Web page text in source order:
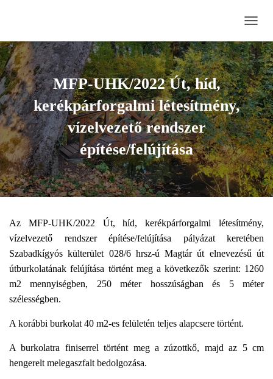
A
V
I
G
Á
C
I
Ó
B
E
-
/
K
I
P
C
S
L
Á
MFP-UHK/2022 Út, híd,
kerékpárforgalmi létesítmény,
vízelvezető rendszer
építése/felújítása
Az MFP-UHK/2022 Út, híd, kerékpárforgalmi létesítmény,
vízelvezető rendszer építése/felújítása pályázat keretében
Szabadkígyós külterület 028/6 hrsz-ú Magtár út elnevezésű út
útburkolatának felújítása történt meg a következők szerint: 1260
m2 mennyiségben, 250 méter hosszúságban és 5 méter
szélességben.
A korábbi burkolat 40 m2-es felületén teljes alapcsere történt.
A burkolatra finiserrel történt meg a zúzottkő, majd az 5 cm
hengerelt melegaszfalt bedolgozása.